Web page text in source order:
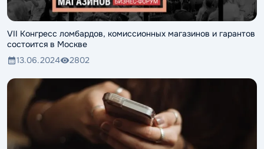
VII Конгресс ломбардов, комиссионных магазинов и гарантов
состоится в Москве
13.06.2024
2802